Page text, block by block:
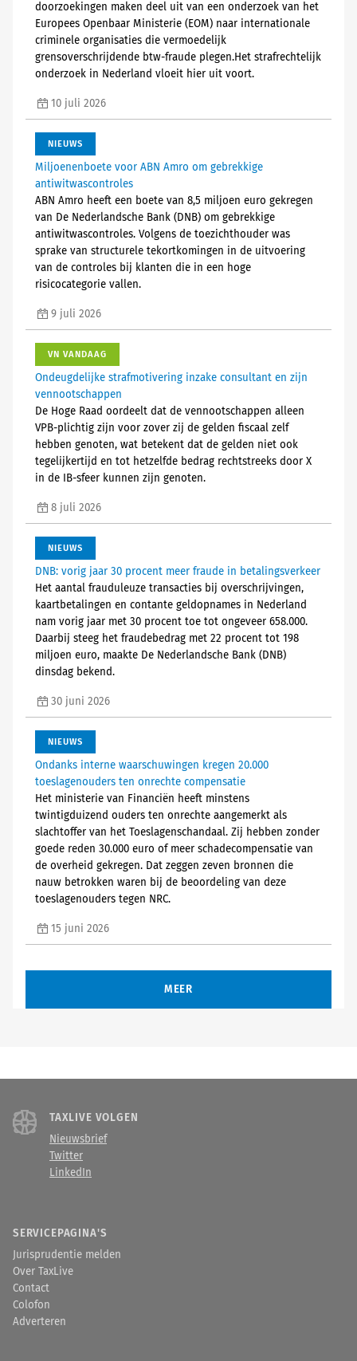
doorzoekingen maken deel uit van een onderzoek van het
Europees Openbaar Ministerie (EOM) naar internationale
criminele organisaties die vermoedelijk
grensoverschrijdende btw-fraude plegen.Het strafrechtelijk
onderzoek in Nederland vloeit hier uit voort.
10 juli 2026
NIEUWS
Miljoenenboete voor ABN Amro om gebrekkige
antiwitwascontroles
ABN Amro heeft een boete van 8,5 miljoen euro gekregen
van De Nederlandsche Bank (DNB) om gebrekkige
antiwitwascontroles. Volgens de toezichthouder was
sprake van structurele tekortkomingen in de uitvoering
van de controles bij klanten die in een hoge
risicocategorie vallen.
9 juli 2026
VN VANDAAG
Ondeugdelijke strafmotivering inzake consultant en zijn
vennootschappen
De Hoge Raad oordeelt dat de vennootschappen alleen
VPB-plichtig zijn voor zover zij de gelden fiscaal zelf
hebben genoten, wat betekent dat de gelden niet ook
tegelijkertijd en tot hetzelfde bedrag rechtstreeks door X
in de IB-sfeer kunnen zijn genoten.
8 juli 2026
NIEUWS
DNB: vorig jaar 30 procent meer fraude in betalingsverkeer
Het aantal frauduleuze transacties bij overschrijvingen,
kaartbetalingen en contante geldopnames in Nederland
nam vorig jaar met 30 procent toe tot ongeveer 658.000.
Daarbij steeg het fraudebedrag met 22 procent tot 198
miljoen euro, maakte De Nederlandsche Bank (DNB)
dinsdag bekend.
30 juni 2026
NIEUWS
Ondanks interne waarschuwingen kregen 20.000
toeslagenouders ten onrechte compensatie
Het ministerie van Financiën heeft minstens
twintigduizend ouders ten onrechte aangemerkt als
slachtoffer van het Toeslagenschandaal. Zij hebben zonder
goede reden 30.000 euro of meer schadecompensatie van
de overheid gekregen. Dat zeggen zeven bronnen die
nauw betrokken waren bij de beoordeling van deze
toeslagenouders tegen NRC.
15 juni 2026
MEER
TAXLIVE VOLGEN
Nieuwsbrief
Twitter
LinkedIn
SERVICEPAGINA'S
Jurisprudentie melden
Over TaxLive
Contact
Colofon
Adverteren